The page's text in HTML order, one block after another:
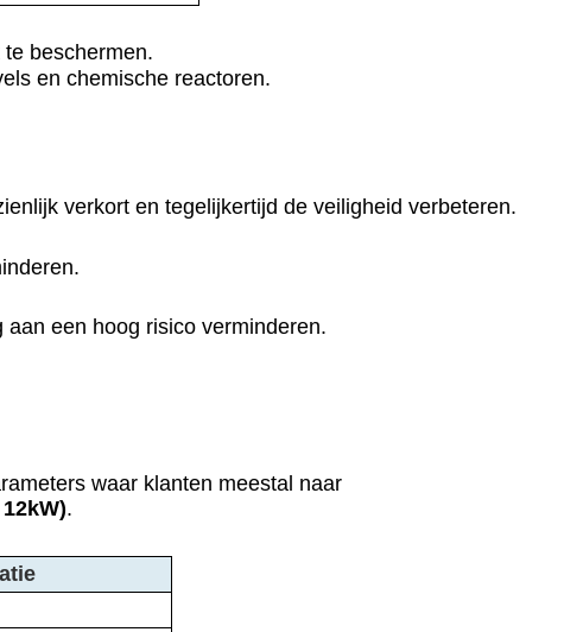
beschermen.
en chemische reactoren.
verkort en tegelijkertijd de veiligheid verbeteren.
een hoog risico verminderen.
waar klanten meestal naar
.